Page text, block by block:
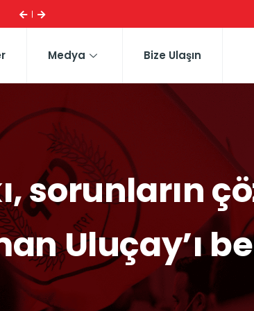
CTP HEYETI, TRAFIK EĞITIM PARKI’NI YERINDE
Medya Bize Ulaşın
sorunların
Uluçay’ı